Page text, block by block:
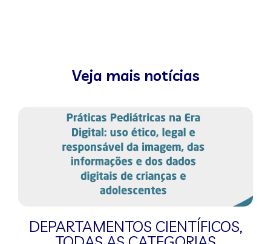
Veja mais notícias
DEPARTAMENTOS CIENTÍFICOS,